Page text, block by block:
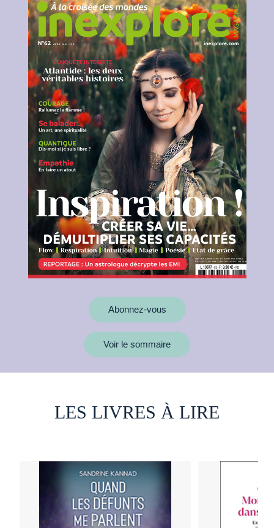
Abonnez-vous
Voir le sommaire
LES LIVRES À LIRE